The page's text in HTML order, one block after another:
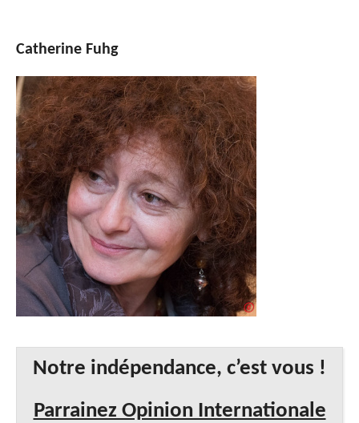
Catherine Fuhg
Notre indépendance, c’est vous !
Parrainez Opinion Internationale